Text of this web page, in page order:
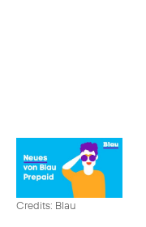
Credits: Blau